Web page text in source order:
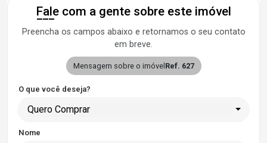
Fale com a gente sobre este imóvel
Preencha os campos abaixo e retornamos o seu contato
em breve.
Mensagem sobre o imóvel Ref. 627
O que você deseja?
Quero Comprar
Nome